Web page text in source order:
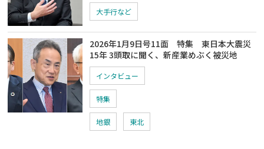
大手行など
2026年1月9日号11面 特集 東日本大震災
15年 3頭取に聞く、新産業めぶく被災地
インタビュー
特集
地銀 東北